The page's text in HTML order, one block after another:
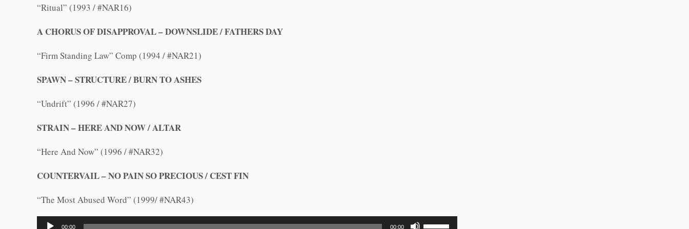
“Ritual” (1993 / #NAR16)
A CHORUS OF DISAPPROVAL – DOWNSLIDE / FATHERS DAY
“Firm Standing Law” Comp (1994 / #NAR21)
SPAWN – STRUCTURE / BURN TO ASHES
“Undrift” (1996 / #NAR27)
STRAIN – HERE AND NOW / ALTAR
“Here And Now” (1996 / #NAR32)
COUNTERVAIL – NO PAIN SO PRECIOUS / CEST FIN
“The Most Abused Word” (1999/ #NAR43)
Lecteur00:00 00:00 Utilisez